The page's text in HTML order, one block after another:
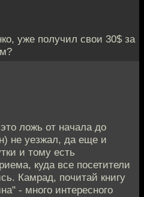
уже получил свои 30$ за
ложь от начала до
не уезжал, да еще и
и тому есть
куда все посетители
Камрад, почитай книгу
- много интересного